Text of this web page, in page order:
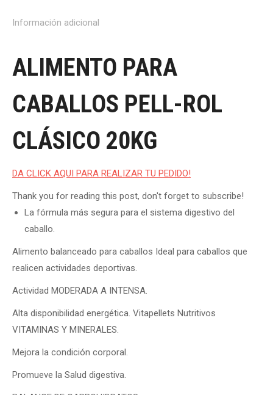
Información adicional
ALIMENTO PARA
CABALLOS PELL-ROL
CLÁSICO 20KG
DA CLICK AQUI PARA REALIZAR TU PEDIDO!
Thank you for reading this post, don't forget to subscribe!
La fórmula más segura para el sistema digestivo del
caballo.
Alimento balanceado para caballos Ideal para caballos que
realicen actividades deportivas.
Actividad MODERADA A INTENSA.
Alta disponibilidad energética. Vitapellets Nutritivos
VITAMINAS Y MINERALES.
Mejora la condición corporal.
Promueve la Salud digestiva.